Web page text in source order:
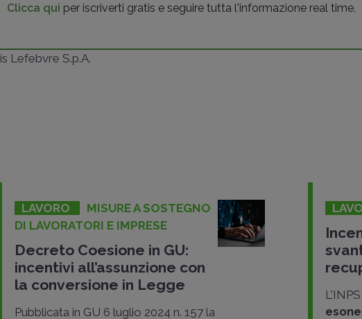
Clicca qui per iscriverti gratis e seguire tutta l'informazione real time,
Lefebvre S.p.A.
LAVORO
MISURE A SOSTEGNO
DI LAVORATORI E IMPRESE
Decreto Coesione in GU:
incentivi all’assunzione con
la conversione in Legge
Pubblicata in GU 6 luglio 2024 n. 157 la